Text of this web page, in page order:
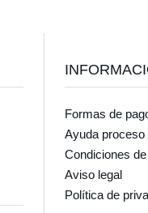
Formas de
Ayuda
Condiciones
Aviso legal
Política de